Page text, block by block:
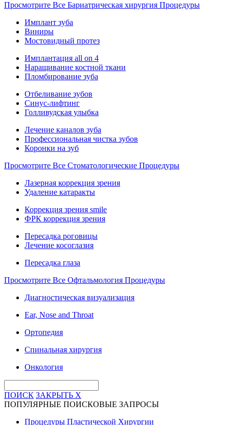
Просмотрите Все Бариатрическая хирургия Процедуры
Имплант зуба
Виниры
Мостовидный протез
Имплантация all on 4
Наращивание костной ткани
Пломбирование зуба
Отбеливание зубов
Синус-лифтинг
Голливудская улыбка
Лечение каналов зуба
Профессиональная чистка зубов
Коронки на зуб
Просмотрите Все Стоматологические Процедуры
Лазерная коррекция зрения
Удаление катаракты
Коррекция зрения smile
ФРК коррекция зрения
Пересадка роговицы
Лечение косоглазия
Пересадка глаза
Просмотрите Все Офтальмология Процедуры
Диагностическая визуализация
Ear, Nose and Throat
Ортопедия
Спинальная хирургия
Онкология
ПОИСК ЗАКРЫТЬ X
ПОПУЛЯРНЫЕ ПОИСКОВЫЕ ЗАПРОСЫ
Процедуры Пластической Хирургии